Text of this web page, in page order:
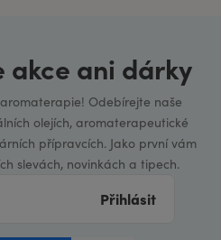
akce ani dárky
Odebírejte naše
olejích, aromaterapeutické
přípravcích. Jako první vám
slevách, novinkách a tipech.
Přihlásit